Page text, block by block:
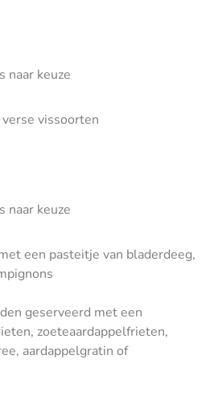
naar keuze
vissoorten
naar keuze
een pasteitje van bladerdeeg,
geserveerd met een
zoeteaardappelfrieten,
aardappelgratin of